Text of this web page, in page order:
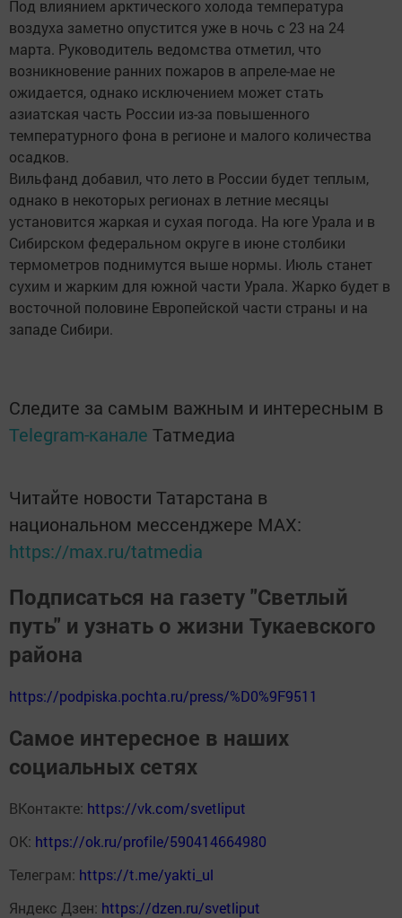
Под влиянием арктического холода температура
воздуха заметно опустится уже в ночь с 23 на 24
марта. Руководитель ведомства отметил, что
возникновение ранних пожаров в апреле-мае не
ожидается, однако исключением может стать
азиатская часть России из-за повышенного
температурного фона в регионе и малого количества
осадков.
Вильфанд добавил, что лето в России будет теплым,
однако в некоторых регионах в летние месяцы
установится жаркая и сухая погода. На юге Урала и в
Сибирском федеральном округе в июне столбики
термометров поднимутся выше нормы. Июль станет
сухим и жарким для южной части Урала. Жарко будет в
восточной половине Европейской части страны и на
западе Сибири.
Следите за самым важным и интересным в
Telegram-канале Татмедиа
Читайте новости Татарстана в
национальном мессенджере MАХ:
https://max.ru/tatmedia
Подписаться на газету "Светлый
путь" и узнать о жизни Тукаевского
района
https://podpiska.pochta.ru/press/%D0%9F9511
Самое интересное в наших
социальных сетях
ВКонтакте: https://vk.com/svetliput
ОК: https://ok.ru/profile/590414664980
Телеграм: https://t.me/yakti_ul
Яндекс Дзен: https://dzen.ru/svetliput